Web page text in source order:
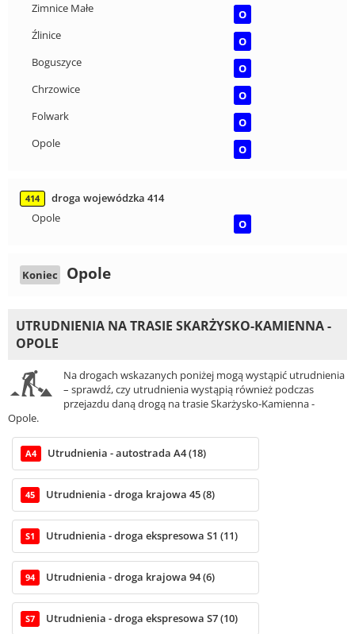
Zimnice Małe
O
Źlinice
O
Boguszyce
O
Chrzowice
O
Folwark
O
Opole
O
414
droga wojewódzka 414
Opole
O
Koniec Opole
UTRUDNIENIA NA TRASIE SKARŻYSKO-KAMIENNA -
OPOLE
Na drogach wskazanych poniżej mogą wystąpić utrudnienia
– sprawdź, czy utrudnienia wystąpią również podczas
przejazdu daną drogą na trasie Skarżysko-Kamienna -
Opole.
A4 Utrudnienia - autostrada A4 (18)
45 Utrudnienia - droga krajowa 45 (8)
S1 Utrudnienia - droga ekspresowa S1 (11)
94 Utrudnienia - droga krajowa 94 (6)
S7 Utrudnienia - droga ekspresowa S7 (10)